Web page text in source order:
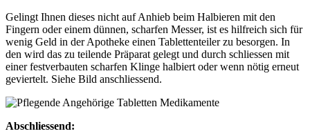
Gelingt Ihnen dieses nicht auf Anhieb beim Halbieren mit den
Fingern oder einem dünnen, scharfen Messer, ist es hilfreich sich für
wenig Geld in der Apotheke einen Tablettenteiler zu besorgen. In
den wird das zu teilende Präparat gelegt und durch schliessen mit
einer festverbauten scharfen Klinge halbiert oder wenn nötig erneut
geviertelt. Siehe Bild anschliessend.
Abschliessend: